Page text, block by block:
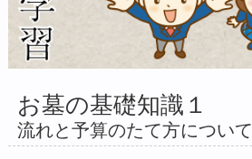
お墓の基礎知識１
流れと予算のたて方について